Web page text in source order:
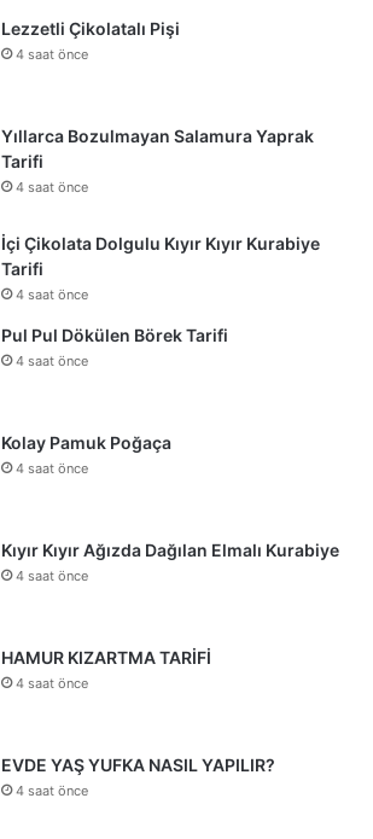
Lezzetli Çikolatalı Pişi
4 saat önce
Yıllarca Bozulmayan Salamura Yaprak
Tarifi
4 saat önce
İçi Çikolata Dolgulu Kıyır Kıyır Kurabiye
Tarifi
4 saat önce
Pul Pul Dökülen Börek Tarifi
4 saat önce
Kolay Pamuk Poğaça
4 saat önce
Kıyır Kıyır Ağızda Dağılan Elmalı Kurabiye
4 saat önce
HAMUR KIZARTMA TARİFİ
4 saat önce
EVDE YAŞ YUFKA NASIL YAPILIR?
4 saat önce